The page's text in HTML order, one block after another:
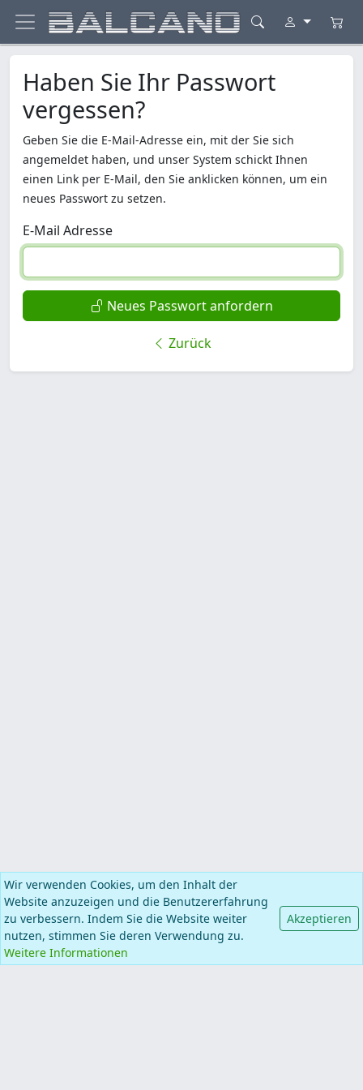
Haben Sie Ihr Passwort
vergessen?
Geben Sie die E-Mail-Adresse ein, mit der Sie sich
angemeldet haben, und unser System schickt Ihnen
einen Link per E-Mail, den Sie anklicken können, um ein
neues Passwort zu setzen.
E-Mail Adresse
Neues Passwort anfordern
Zurück
Information
Wir verwenden Cookies, um den Inhalt der
Website anzuzeigen und die Benutzererfahrung
zu verbessern. Indem Sie die Website weiter
nutzen, stimmen Sie deren Verwendung zu.
Weitere Informationen
Akzeptieren